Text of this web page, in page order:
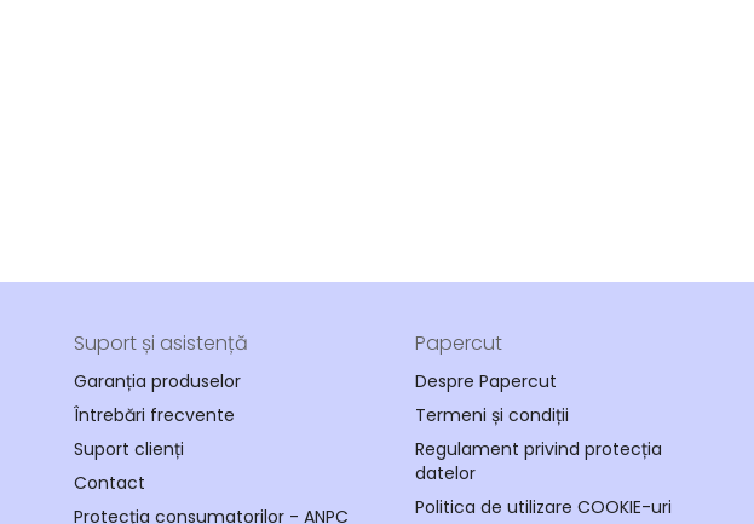
Suport și asistență
Garanția produselor
Întrebări frecvente
Suport clienți
Contact
Protecția consumatorilor - ANPC
Papercut
Despre Papercut
Termeni și condiții
Regulament privind protecția
datelor
Politica de utilizare COOKIE-uri